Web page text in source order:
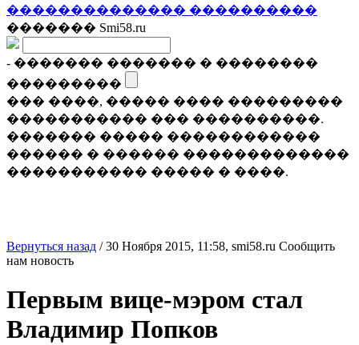
�������������� ����������
������� Smi58.ru
- ������� ������� � ��������
���������
��� ����, ����� ���� ���������
����������� ��� ����������.
������� ����� ������������
������ � ������ �������������
����������� ����� � ����.
Вернуться назад /30 Ноября 2015, 11:58, smi58.ru Сообщить
нам новость
Первым вице-мэром стал
Владимир Попков